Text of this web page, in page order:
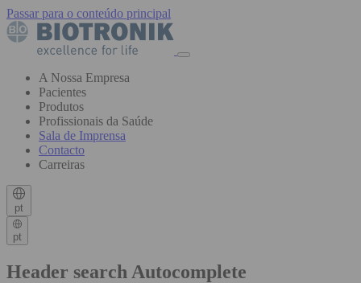
Passar para o conteúdo principal
A Nossa Empresa
Pacientes
Produtos
Profissionais da Saúde
Sala de Imprensa
Contacto
Carreiras
pt
pt
Header search Autocomplete